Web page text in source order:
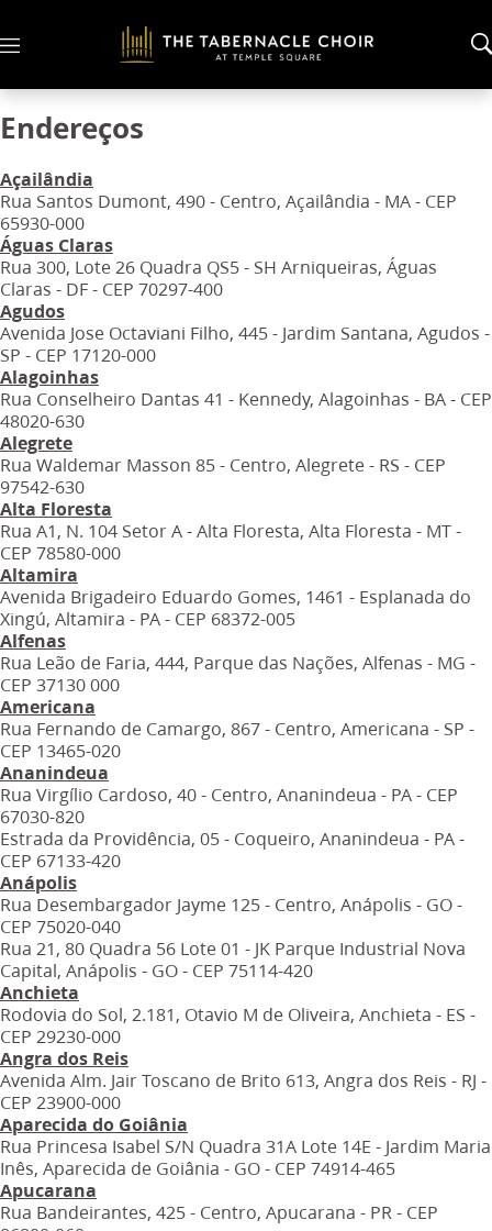
M
n
Endereços
Açailândia
Rua Santos Dumont, 490 - Centro, Açailândia - MA - CEP
65930-000
Águas Claras
Rua 300, Lote 26 Quadra QS5 - SH Arniqueiras, Águas
Claras - DF - CEP 70297-400
Agudos
Avenida Jose Octaviani Filho, 445 - Jardim Santana, Agudos -
SP - CEP 17120-000
Alagoinhas
Rua Conselheiro Dantas 41 - Kennedy, Alagoinhas - BA - CEP
48020-630
Alegrete
Rua Waldemar Masson 85 - Centro, Alegrete - RS - CEP
97542-630
Alta Floresta
Rua A1, N. 104 Setor A - Alta Floresta, Alta Floresta - MT -
CEP 78580-000
Altamira
Avenida Brigadeiro Eduardo Gomes, 1461 - Esplanada do
Xingú, Altamira - PA - CEP 68372-005
Alfenas
Rua Leão de Faria, 444, Parque das Nações, Alfenas - MG -
CEP 37130 000
Americana
Rua Fernando de Camargo, 867 - Centro, Americana - SP -
CEP 13465-020
Ananindeua
Rua Virgílio Cardoso, 40 - Centro, Ananindeua - PA - CEP
67030-820
Estrada da Providência, 05 - Coqueiro, Ananindeua - PA -
CEP 67133-420
Anápolis
Rua Desembargador Jayme 125 - Centro, Anápolis - GO -
CEP 75020-040
Rua 21, 80 Quadra 56 Lote 01 - JK Parque Industrial Nova
Capital, Anápolis - GO - CEP 75114-420
Anchieta
Rodovia do Sol, 2.181, Otavio M de Oliveira, Anchieta - ES -
CEP 29230-000
Angra dos Reis
Avenida Alm. Jair Toscano de Brito 613, Angra dos Reis - RJ -
CEP 23900-000
Aparecida do Goiânia
Rua Princesa Isabel S/N Quadra 31A Lote 14E - Jardim Maria
Inês, Aparecida de Goiânia - GO - CEP 74914-465
Apucarana
Rua Bandeirantes, 425 - Centro, Apucarana - PR - CEP